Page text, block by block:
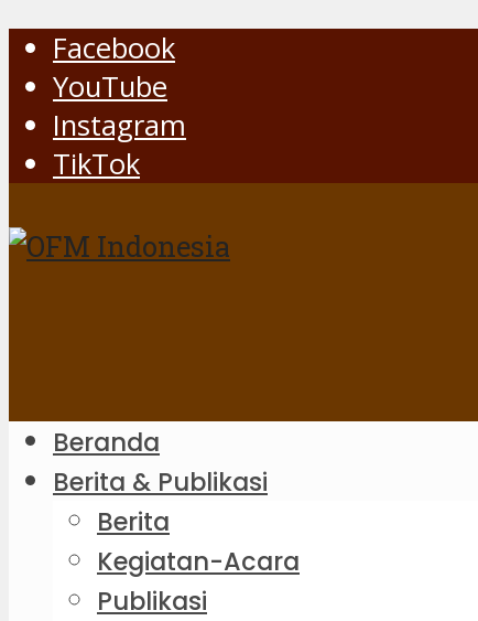
Facebook
YouTube
Instagram
TikTok
Beranda
Berita & Publikasi
Berita
Kegiatan-Acara
Publikasi